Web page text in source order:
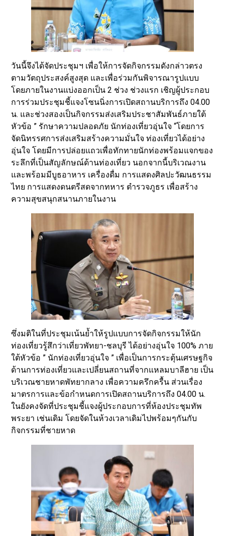
วันนี้จึงได้จัดประชุมฯ เพื่อให้การจัดกิจกรรมดังกล่าวตรง
ตามวัตถุประสงค์สูงสุด และเพื่อร่วมกันพิจารณารูปแบบ
โดยภายในงานแบ่งออกเป็น 2 ช่วง ช่วงแรก เชิญผู้ประกอบ
การร่วมประชุมชี้แจงโซนนิ่งการเปิดสถานบริการถึง 04.00
น. และช่วงสองเป็นกิจกรรมส่งเสริมประชาสัมพันธ์ภายใต้
หัวข้อ ” รักษาความปลอดภัย นักท่องเที่ยวอุ่นใจ “โดยการ
จัดนิทรรศการส่งเสริมสร้างความมั่นใจ ท่องเที่ยวได้อย่าง
อุ่นใจ โดยมีการปล่อยแถวเพื่อทักทายนักท่องพร้อมแจกของ
ระลึกที่เป็นสัญลักษณ์ด้านท่องเที่ยว นอกจากนี้บริเวณงาน
และพร้อมมีบูธอาหาร เครื่องดื่ม การแสดงศิลปะวัฒนธรรม
ไทย การแสดงดนตรีสดจากทหาร ตำรวจภูธร เพื่อสร้าง
ความสุขสนุกสนานภายในงาน
ซึ่งมติในที่ประชุมเน้นย้ำให้รูปแบบการจัดกิจกรรมให้นัก
ท่องเที่ยวรู้สึกว่าเที่ยวพัทยา-ชลบุรี ได้อย่างอุ่นใจ 100% ภาย
ใต้หัวข้อ ” นักท่องเที่ยวอุ่นใจ ” เพื่อเป็นการกระตุ้นเศรษฐกิจ
ด้านการท่องเที่ยวและเปลี่ยนสถานที่จากแหลมบาลีฮาย เป็น
บริเวณชายหาดพัทยากลาง เพื่อความครึกครื้น ส่วนเรื่อง
มาตรการและข้อกำหนดการเปิดสถานบริการถึง 04.00 น.
ในยังคงจัดที่ประชุมชี้แจงผู้ประกอบการที่ห้องประชุมทัพ
พระยา เช่นเดิม โดยจัดในห้วงเวลาเดิมไปพร้อมๆกันกับ
กิจกรรมที่ชายหาด